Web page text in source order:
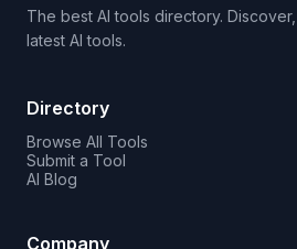
The best AI tools directory.
latest AI tools.
Directory
Browse All Tools
Submit a Tool
AI Blog
Company